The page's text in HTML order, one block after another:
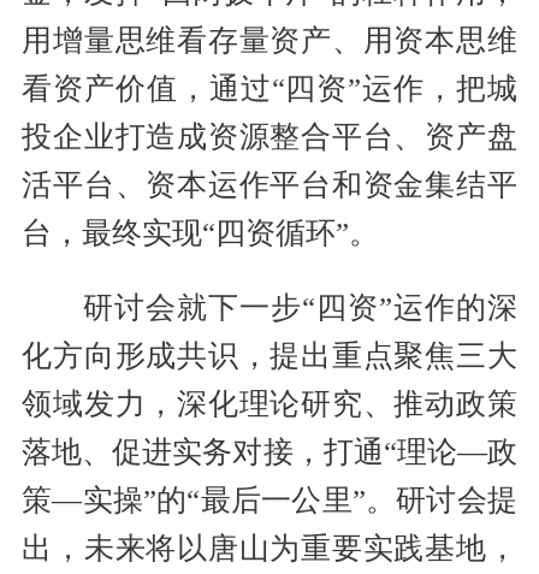
用增量思维看存量资产、用资本思维
看资产价值，通过“四资”运作，把城
投企业打造成资源整合平台、资产盘
活平台、资本运作平台和资金集结平
台，最终实现“四资循环”。
研讨会就下一步“四资”运作的深
化方向形成共识，提出重点聚焦三大
领域发力，深化理论研究、推动政策
落地、促进实务对接，打通“理论—政
策—实操”的“最后一公里”。研讨会提
出，未来将以唐山为重要实践基地，